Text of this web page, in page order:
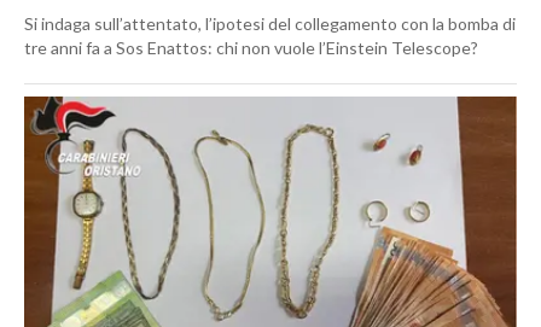
Si indaga sull’attentato, l’ipotesi del collegamento con la bomba di
tre anni fa a Sos Enattos: chi non vuole l’Einstein Telescope?